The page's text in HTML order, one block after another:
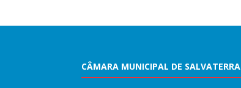
CÂMARA MUNICIPAL DE SALVATERRA